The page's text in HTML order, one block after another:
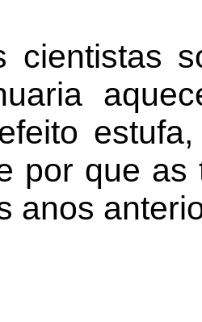
cientistas
por que
anos